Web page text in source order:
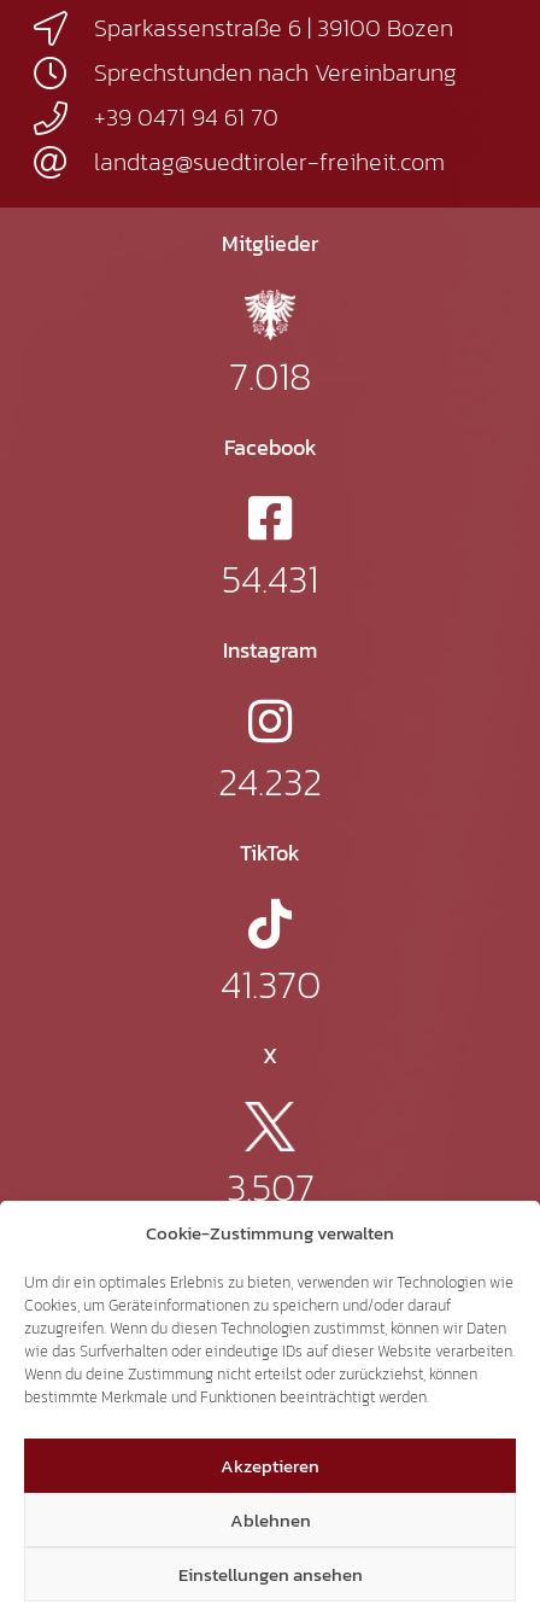
Cookie-Zustimmung verwalten
Um dir ein optimales Erlebnis zu bieten, verwenden wir Technologien wie
Cookies, um Geräteinformationen zu speichern und/oder darauf
zuzugreifen. Wenn du diesen Technologien zustimmst, können wir Daten
wie das Surfverhalten oder eindeutige IDs auf dieser Website verarbeiten.
Wenn du deine Zustimmung nicht erteilst oder zurückziehst, können
bestimmte Merkmale und Funktionen beeinträchtigt werden.
Akzeptieren
Ablehnen
Einstellungen ansehen
Sparkassenstraße 6 | 39100 Bozen
Sprechstunden nach Vereinbarung
+39 0471 94 61 70
landtag@suedtiroler-freiheit.com
Mitglieder
7.018
Facebook
54.431
Instagram
24.232
TikTok
41.370
X
3.507
3.401
YouTube
15.306